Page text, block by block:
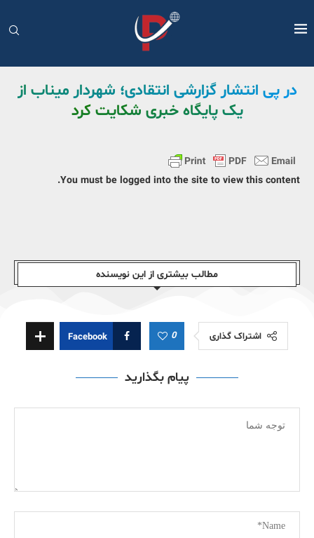
در پی انتشار گزارشی انتقادی؛ شهردار میناب از
یک پایگاه خبری شکایت کرد
You must be logged into the site to view this content.
مطالب بیشتری از این نویسندە
اشتراک گذاری 0
Facebook
پیام بگذارید